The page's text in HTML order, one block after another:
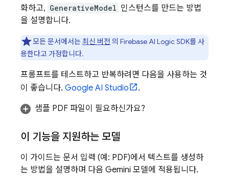
화하고, GenerativeModel 인스턴스를 만드는 방법
을 설명합니다.
모든 문서에서는최신 버전 의 Firebase AI LogicSDK를 사
용한다고 가정합니다.
프롬프트를 테스트하고 반복하려면 다음을 사용하는 것
이 좋습니다. Google AI Studio
.
샘플 PDF 파일이 필요하신가요?
이 기능을 지원하는 모델
이 가이드는 문서 입력 (예: PDF)에서 텍스트를 생성하
는 방법을 설명하며 다음 Gemini 모델에 적용됩니다.